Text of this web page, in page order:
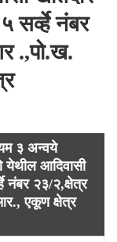
नंबर
.,पो.ख.
३ अन्वये
येथील आदिवासी
नंबर २३/२,क्षेत्र
एकूण क्षेत्र